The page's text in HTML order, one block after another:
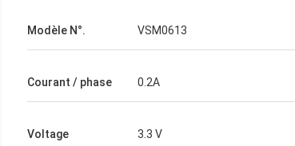
sommes très heureux avec le résultat. La
Modèle N°. VSM0613
Courant / phase 0.2A
Voltage 3.3 V